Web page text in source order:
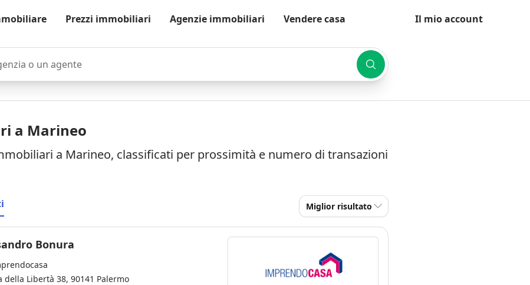
Prezzi immobiliari Agenzie immobiliari Vendere casa Il mio account
o un agente
a Marineo
a Marineo, classificati per prossimità e numero di transazioni
Miglior risultato
Bonura
della Libertà 38, 90141 Palermo